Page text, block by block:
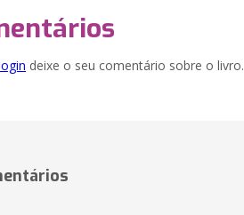
deixe o seu comentário sobre o livro.